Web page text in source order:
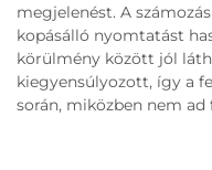
megjelenést. A
kopásálló nyomtatást
körülmény között jól
kiegyensúlyozott, így a
során, miközben nem ad